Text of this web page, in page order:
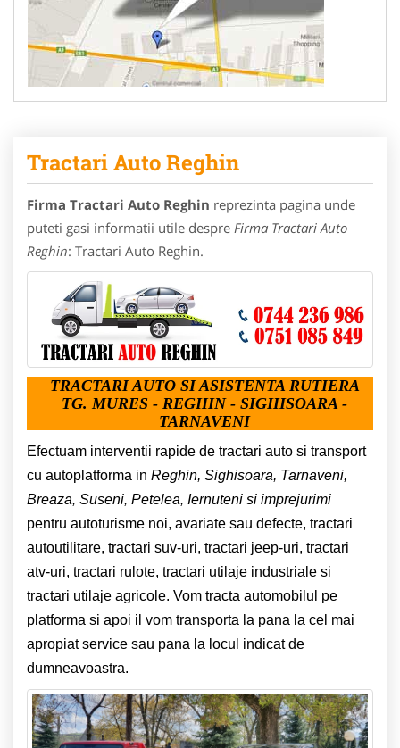
Tractari Auto Reghin
Firma Tractari Auto Reghin reprezinta pagina unde
puteti gasi informatii utile despre Firma Tractari Auto
Reghin: Tractari Auto Reghin.
TRACTARI AUTO SI ASISTENTA RUTIERA
TG. MURES - REGHIN - SIGHISOARA -
TARNAVENI
Efectuam interventii rapide de tractari auto si transport
cu autoplatforma in Reghin, Sighisoara, Tarnaveni,
Breaza, Suseni, Petelea, Iernuteni si imprejurimi
pentru autoturisme noi, avariate sau defecte, tractari
autoutilitare, tractari suv-uri, tractari jeep-uri, tractari
atv-uri, tractari rulote, tractari utilaje industriale si
tractari utilaje agricole. Vom tracta automobilul pe
platforma si apoi il vom transporta la pana la cel mai
apropiat service sau pana la locul indicat de
dumneavoastra.